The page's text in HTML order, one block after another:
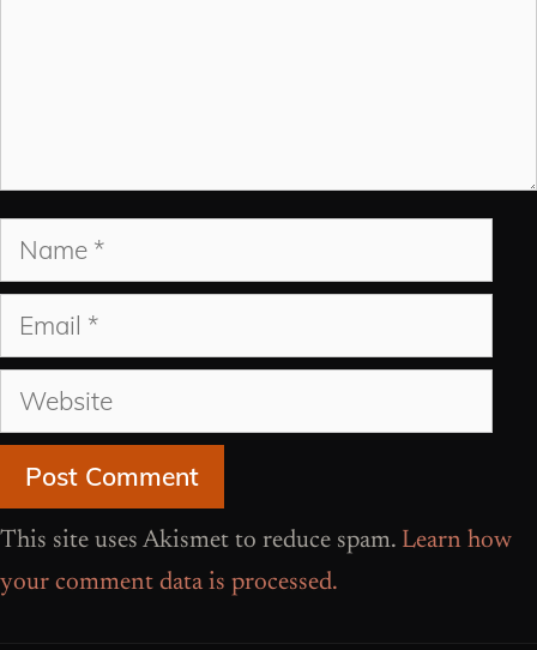
Name
Email
Website
This site uses Akismet to reduce spam. Learn how
your comment data is processed.